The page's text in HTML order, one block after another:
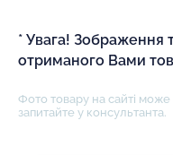
* Увага! Зображення
отриманого Вами
Фото товару на сайті може
запитайте у консультанта.